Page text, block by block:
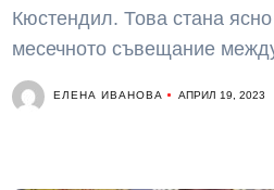
Кюстендил. Това стана
месечното съвещание
ЕЛЕНА ИВАНОВА АПРИЛ 19, 2023